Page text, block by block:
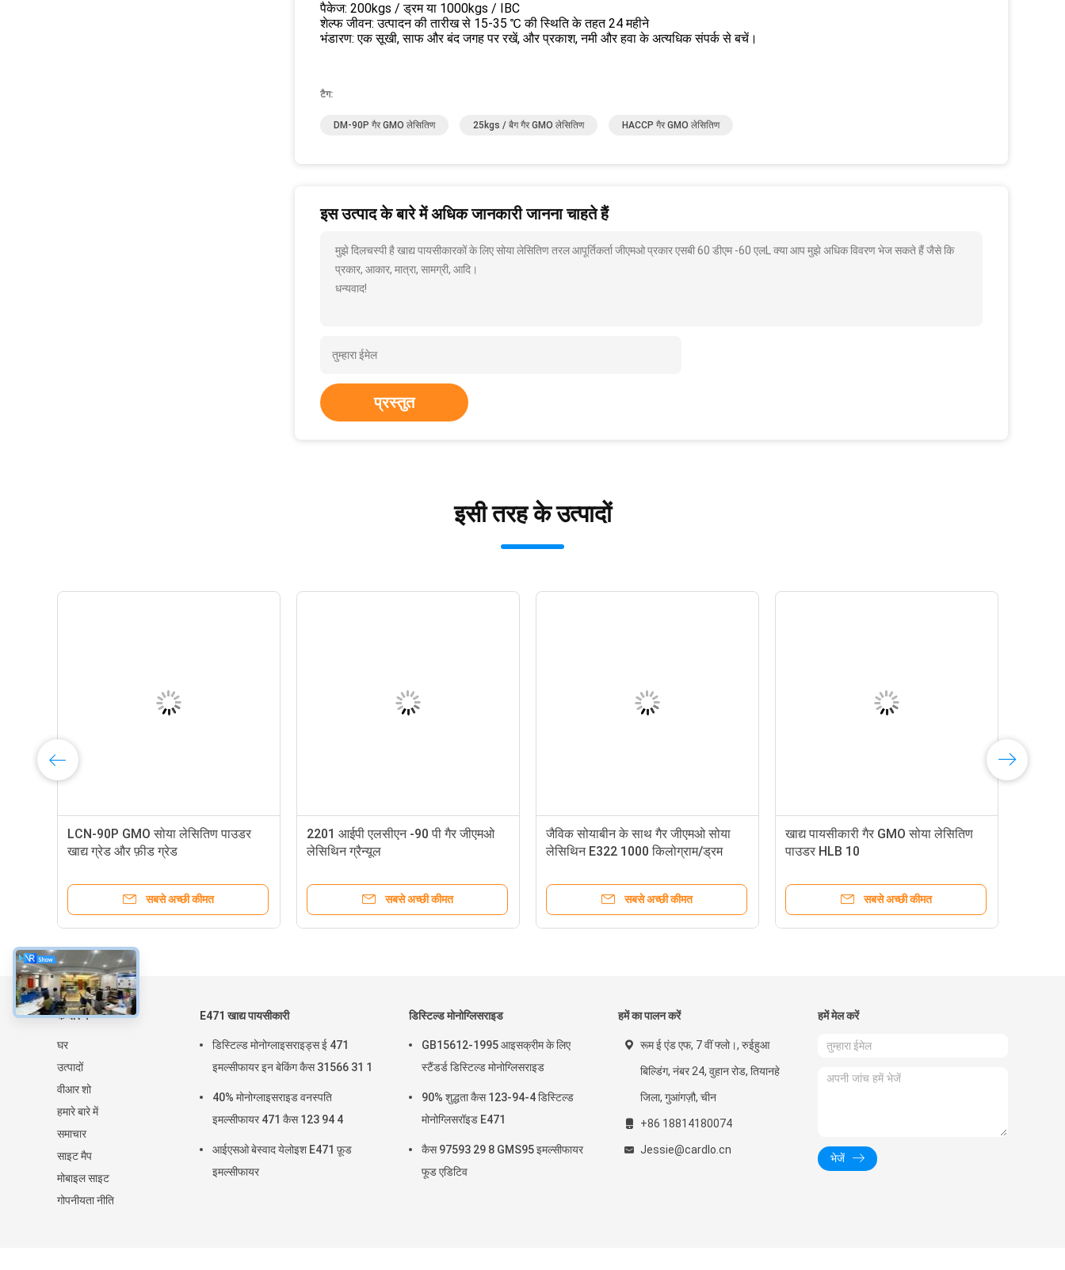
पैकेज: 200kgs / ड्रम या 1000kgs / IBC
शेल्फ जीवन: उत्पादन की तारीख से 15-35 ℃ की स्थिति के तहत 24 महीने
भंडारण: एक सूखी, साफ और बंद जगह पर रखें, और प्रकाश, नमी और हवा के अत्यधिक संपर्क से बचें।
टैग:
DM-90P गैर GMO लेसितिण 25kgs / बैग गैर GMO लेसितिण HACCP गैर GMO लेसितिण
इस उत्पाद के बारे में अधिक जानकारी जानना चाहते हैं
मुझे दिलचस्पी है खाद्य पायसीकारकों के लिए सोया लेसितिण तरल आपूर्तिकर्ता जीएमओ प्रकार एसबी 60 डीएम -60 एलL क्या आप मुझे अधिक विवरण भेज सकते हैं जैसे कि
प्रकार, आकार, मात्रा, सामग्री, आदि।
धन्यवाद!
प्रस्तुत
इसी तरह के उत्पादों
LCN-90P GMO सोया लेसितिण पाउडर
खाद्य ग्रेड और फ़ीड ग्रेड
सबसे अच्छी कीमत
2201 आईपी एलसीएन -90 पी गैर जीएमओ
लेसिथिन ग्रैन्यूल
सबसे अच्छी कीमत
जैविक सोयाबीन के साथ गैर जीएमओ सोया
लेसिथिन E322 1000 किलोग्राम/ड्रम
सबसे अच्छी कीमत
खाद्य पायसीकारी गैर GMO सोया लेसितिण
पाउडर HLB 10
सबसे अच्छी कीमत
के बारे में
घर
उत्पादों
वीआर शो
हमारे बारे में
समाचार
साइट मैप
मोबाइल साइट
गोपनीयता नीति
E471 खाद्य पायसीकारी
डिस्टिल्ड मोनोग्लाइसराइड्स ई 471
इमल्सीफायर इन बेकिंग कैस 31566 31 1
40% मोनोग्लाइसराइड वनस्पति
इमल्सीफायर 471 कैस 123 94 4
आईएसओ बेस्वाद येलोइश E471 फ़ूड
इमल्सीफायर
डिस्टिल्ड मोनोग्लिसराइड
GB15612-1995 आइसक्रीम के लिए
स्टैंडर्ड डिस्टिल्ड मोनोग्लिसराइड
90% शुद्धता कैस 123-94-4 डिस्टिल्ड
मोनोग्लिसरॉइड E471
कैस 97593 29 8 GMS95 इमल्सीफायर
फूड एडिटिव
हमें का पालन करें
रूम ई एंड एफ, 7 वीं फ्लो।, रुईहुआ
बिल्डिंग, नंबर 24, वुहान रोड, तियानहे
जिला, गुआंगज़ौ, चीन
+86 18814180074
Jessie@cardlo.cn
हमें मेल करें
भेजें